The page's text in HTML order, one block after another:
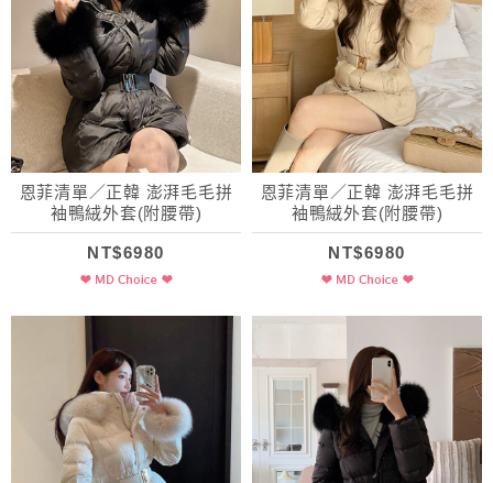
恩菲清單／正韓 澎湃毛毛拼
袖鴨絨外套(附腰帶)
NT$6980
恩菲清單／正韓 澎湃毛毛拼
袖鴨絨外套(附腰帶)
NT$6980